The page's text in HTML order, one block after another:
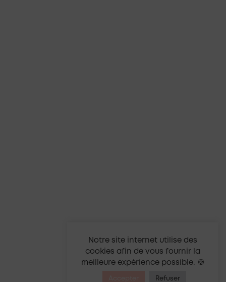
Notre site internet utilise des
cookies afin de vous fournir la
meilleure expérience possible. 🍪
Refuser